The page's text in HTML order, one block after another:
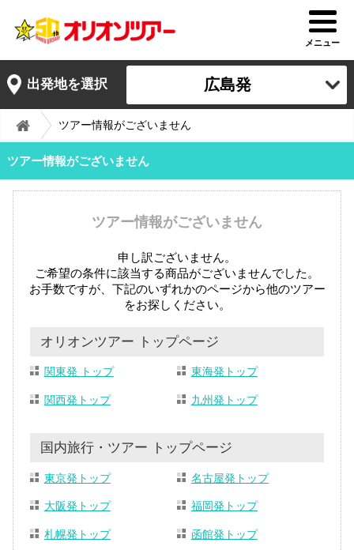
メニュー
出発地を選択 広島発
ツアー情報がございません
ツアー情報がございません
ツアー情報がございません
申し訳ございません。
ご希望の条件に該当する商品がございませんでした。
お手数ですが、下記のいずれかのページから他のツアー
をお探しください。
オリオンツアー トップページ
関東発 トップ 東海発トップ
関西発トップ 九州発トップ
国内旅行・ツアー トップページ
東京発トップ 名古屋発トップ
大阪発トップ 福岡発トップ
札幌発トップ 函館発トップ